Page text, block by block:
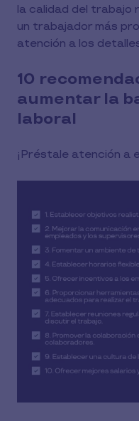
la calidad del trabajo
un trabajador más
atención a los
10
aumentar la
laboral
¡Préstale atención a